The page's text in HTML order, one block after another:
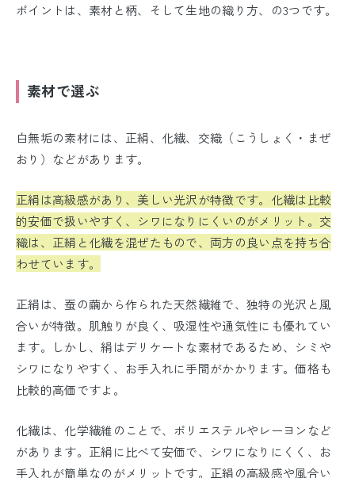
ポイントは、素材と柄、そして生地の織り方、の3つです。
素材で選ぶ
白無垢の素材には、正絹、化繊、交織（こうしょく・まぜ
おり）などがあります。
正絹は高級感があり、美しい光沢が特徴です。化繊は比較
的安価で扱いやすく、シワになりにくいのがメリット。交
織は、正絹と化繊を混ぜたもので、両方の良い点を持ち合
わせています。
正絹は、蚕の繭から作られた天然繊維で、独特の光沢と風
合いが特徴。肌触りが良く、吸湿性や通気性にも優れてい
ます。しかし、絹はデリケートな素材であるため、シミや
シワになりやすく、お手入れに手間がかかります。価格も
比較的高価ですよ。
化繊は、化学繊維のことで、ポリエステルやレーヨンなど
があります。正絹に比べて安価で、シワになりにくく、お
手入れが簡単なのがメリットです。正絹の高級感や風合い